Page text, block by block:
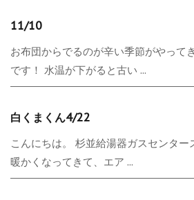
11/10
お布団からでるのが辛い季節がやっ
です！ 水温が下がると古い ...
白くまくん4/22
こんにちは。 杉並給湯器ガスセンター
暖かくなってきて、エア ...